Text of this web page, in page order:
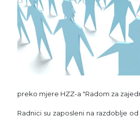
preko mjere HZZ-a "Radom za
Radnici su zaposleni na razdoblje